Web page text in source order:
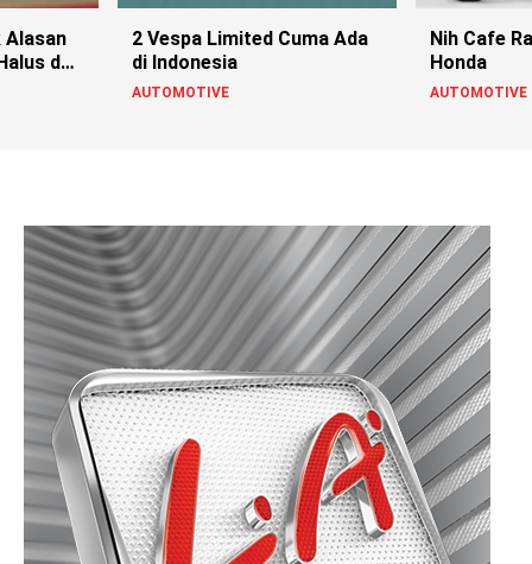
Alasan
dan
2 Vespa Limited Cuma Ada
di Indonesia
AUTOMOTIVE
Nih Cafe
Honda
AUTOMOTIVE